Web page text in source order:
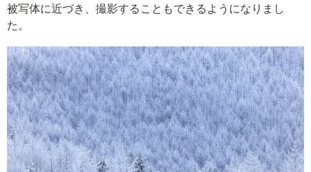
被写体に近づき、撮影することもできるようになりまし
た。